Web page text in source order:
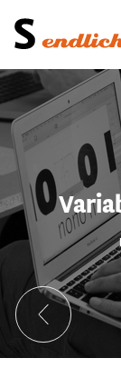
Presse
Videos